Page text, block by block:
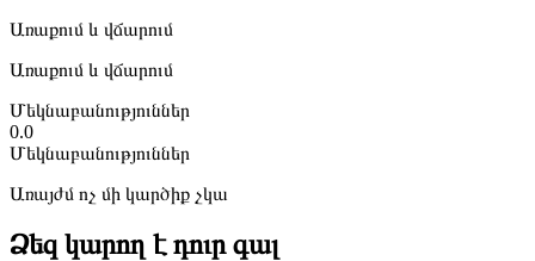
Առաքում և վճարում
Առաքում և վճարում
Մեկնաբանություններ
0.0
Մեկնաբանություններ
Առայժմ ոչ մի կարծիք չկա
Ձեզ կարող է դուր գալ